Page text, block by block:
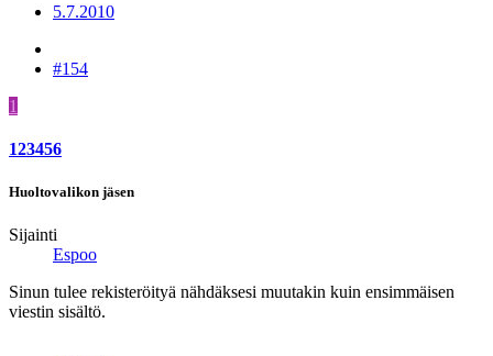
5.7.2010
#154
1
123456
Huoltovalikon jäsen
Sijainti
Espoo
Sinun tulee rekisteröityä nähdäksesi muutakin kuin ensimmäisen
viestin sisältö.